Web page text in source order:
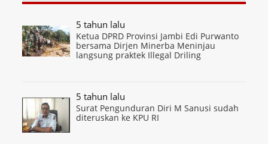
5 tahun lalu
Ketua DPRD Provinsi Jambi Edi Purwanto
bersama Dirjen Minerba Meninjau
langsung praktek Illegal Driling
5 tahun lalu
Surat Pengunduran Diri M Sanusi sudah
diteruskan ke KPU RI